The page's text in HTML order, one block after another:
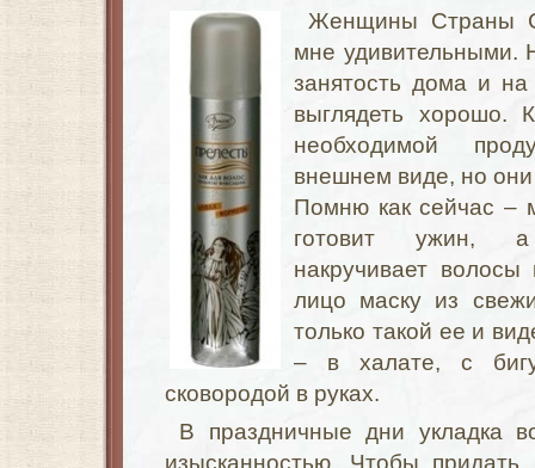
Женщины Страны
мне удивительными.
занятость дома и
выглядеть хорошо.
необходимой
внешнем виде, но
Помню как сейчас –
готовит ужин, а
накручивает
лицо маску из
только такой ее и
– в халате, с
сковородой в руках.
В праздничные дни укладка
изысканностью. Чтобы